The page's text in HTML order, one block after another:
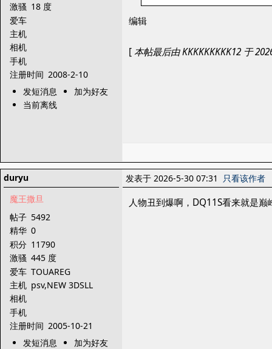
激骚 18 度
爱车
主机
相机
手机
注册时间 2008-2-10
发短消息
加为好友
当前离线
编辑
[本帖最后由 KKKKKKKKK12 于
duryu
魔王撒旦
帖子 5492
精华 0
积分 11790
激骚 445 度
爱车 TOUAREG
主机 psv,NEW 3DSLL
相机
手机
注册时间 2005-10-21
发短消息
加为好友
发表于 2026-5-30 07:31 只看该作者
人物丑到爆啊，DQ11S看来就是巅